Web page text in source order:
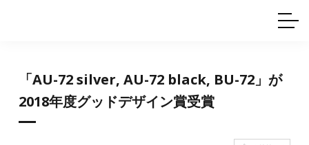
使用例
目的別一覧
シーン別一覧
技術サポート
製品の安全と品質について
グリップの使い方
「AU-72 silver, AU-72 black, BU-72」が
2018年度グッドデザイン賞受賞